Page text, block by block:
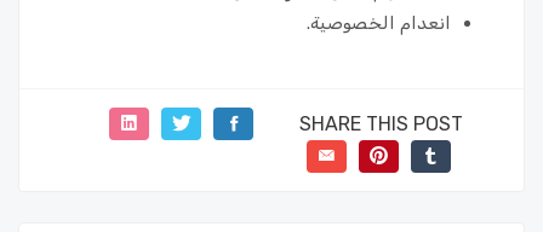
انعدام الخصوصية.
SHARE THIS POST